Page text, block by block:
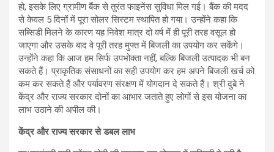
हो, इसके लिए ग्रामीण बैंक से तुरंत फाइनेंस सुविधा मिल गई। बैंक की मदद
से केवल 5 दिनों में पूरा सोलर सिस्टम स्थापित हो गया। उन्होंने कहा कि
सब्सिडी मिलने के कारण यह निवेश मात्र दो वर्ष में ही पूरी तरह वसूल हो
जाएगा और उसके बाद वे पूरी तरह मुफ्त में बिजली का उपयोग कर सकेंगे।
उन्होंने कहा कि आज हम सिर्फ उपभोक्ता नहीं, बल्कि बिजली उत्पादक भी बन
सकते हैं। प्राकृतिक संसाधनों का सही उपयोग कर हम अपने बिजली खर्च को
कम कर सकते हैं और पर्यावरण संरक्षण में योगदान दे सकते हैं। श्री दुबे ने
केंद्र और राज्य सरकार दोनों का आभार जताते हुए लोगों से इस योजना का
लाभ उठाने की अपील की।
केंद्र और राज्य सरकार से डबल लाभ